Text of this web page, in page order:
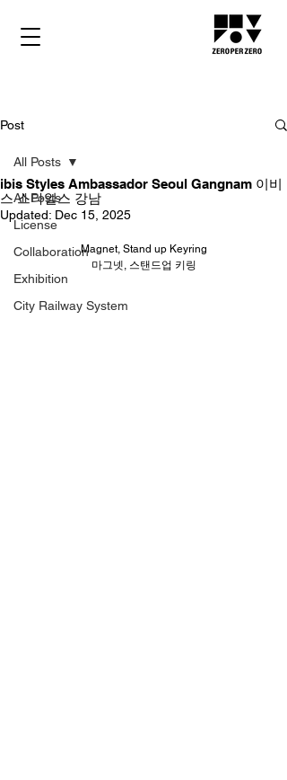
Post
All Posts
License
Collaboration
Exhibition
City Railway System
All Posts
ibis Styles Ambassador Seoul Gangnam 이비
스 스타일스 강남
Updated: Dec 15, 2025
Magnet, Stand up Keyring
마그넷, 스탠드업 키링